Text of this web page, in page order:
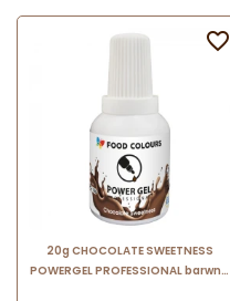
20g CHOCOLATE SWEETNESS
POWERGEL PROFESSIONAL barwnik
